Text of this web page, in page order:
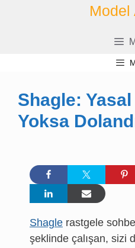
Model
Shagle:
Yoksa
Shagle rastgele
şeklinde çalışan, sizi